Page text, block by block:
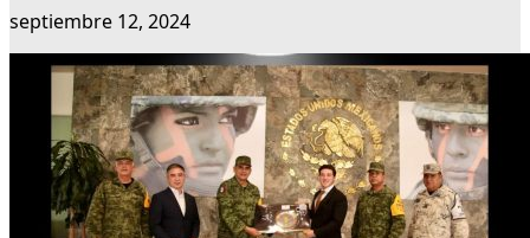
septiembre 12, 2024